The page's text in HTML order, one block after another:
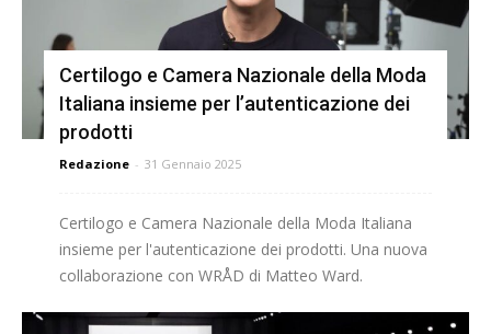
Certilogo e Camera Nazionale della Moda
Italiana insieme per l’autenticazione dei
prodotti
Redazione - 31 Gennaio 2025
Certilogo e Camera Nazionale della Moda Italiana
insieme per l'autenticazione dei prodotti. Una nuova
collaborazione con WRÅD di Matteo Ward.